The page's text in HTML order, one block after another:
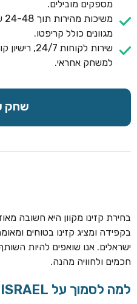
מספקים מובילים.
מגוונים כולל קריפטו.
למשחק אחראי.
שחק
בקפידה ומציג קזינו בטוחים
ישראלים. אנו שואפים להיות
חכמים ולחוויה מהנה.
למה לסמוך על LIVE CASINOS ISRAEL?